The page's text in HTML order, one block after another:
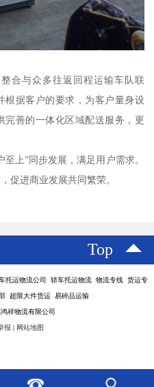
合与众多往返回程运输车队联
根据客户的要求，为客户量身设
完善的一体化区域配送服务，更
上”同步发展，满足用户需求。
促进商业发展共同繁荣。
Top
托运物流公司 轿车托运物流 物流专线 货运专
超限大件货运 易碎品运输
祥物流有限公司
报 网站地图